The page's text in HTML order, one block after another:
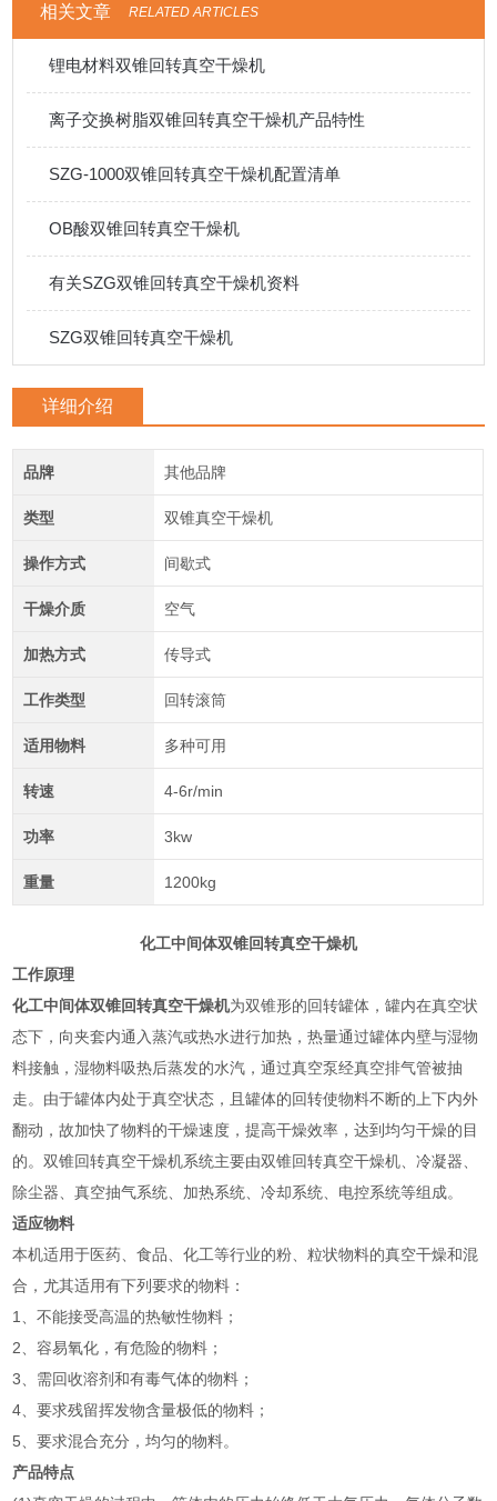
相关文章 RELATED ARTICLES
锂电材料双锥回转真空干燥机
离子交换树脂双锥回转真空干燥机产品特性
SZG-1000双锥回转真空干燥机配置清单
OB酸双锥回转真空干燥机
有关SZG双锥回转真空干燥机资料
SZG双锥回转真空干燥机
详细介绍
品牌 其他品牌
类型 双锥真空干燥机
操作方式 间歇式
干燥介质 空气
加热方式 传导式
工作类型 回转滚筒
适用物料 多种可用
转速 4-6r/min
功率 3kw
重量 1200kg
化工中间体双锥回转真空干燥机
工作原理
化工中间体双锥回转真空干燥机为双锥形的回转罐体，罐内在真空状
态下，向夹套内通入蒸汽或热水进行加热，热量通过罐体内壁与湿物
料接触，湿物料吸热后蒸发的水汽，通过真空泵经真空排气管被抽
走。由于罐体内处于真空状态，且罐体的回转使物料不断的上下内外
翻动，故加快了物料的干燥速度，提高干燥效率，达到均匀干燥的目
的。双锥回转真空干燥机系统主要由双锥回转真空干燥机、冷凝器、
除尘器、真空抽气系统、加热系统、冷却系统、电控系统等组成。
适应物料
本机适用于医药、食品、化工等行业的粉、粒状物料的真空干燥和混
合，尤其适用有下列要求的物料：
1、不能接受高温的热敏性物料；
2、容易氧化，有危险的物料；
3、需回收溶剂和有毒气体的物料；
4、要求残留挥发物含量极低的物料；
5、要求混合充分，均匀的物料。
产品特点